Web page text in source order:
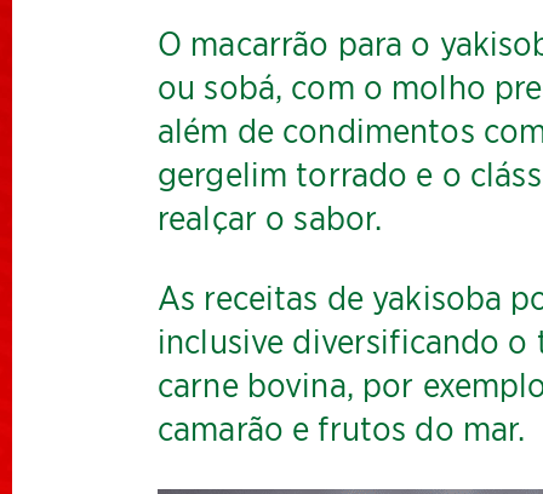
O macarrão para o
ou sobá, com o molho
além de condimentos
gergelim torrado e o
realçar o sabor.
As receitas de yakisoba
inclusive diversificando o
carne bovina, por
camarão e frutos do mar.